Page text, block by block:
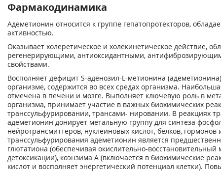
Фармакодинамика
Адеметионин относится к группе гепатопротекторов,
активностью.
Оказывает холеретическое и холекинетическое действие,
регенерирующими, антиоксидантными,
свойствами.
Восполняет дефицит S-аденозил-L-метионина
организме, содержится во всех средах организма.
отмечена в печени и мозге. Выполняет ключевую роль в
организма, принимает участие в важных биохимических
транссульфурировании, трансами- нировании. В реакциях
адеметионин донирует метальную группу для синтеза
нейротрансмиттеров, нуклеиновых кислот, белков, гормонов
транссульфурирования адеметионин является
глютатиона (обеспечивая окислительно-восстановительный
детоксикации), коэнзима А (включается в биохимические
кислот и восполняет энергетический потенциал клетки).